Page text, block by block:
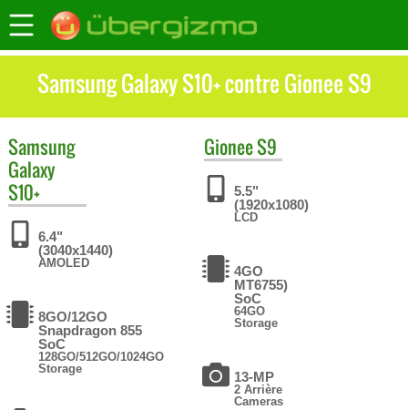
Samsung Galaxy S10+ contre Gionee S9
Samsung
Galaxy
S10+
6.4"
(3040x1440)
AMOLED
8GO/12GO
Snapdragon 855
SoC
128GO/512GO/1024GO
Storage
GioneeS9
5.5"
(1920x1080)
LCD
4GO
MT6755)
SoC
64GO
Storage
13-MP
2 Arrière
Cameras